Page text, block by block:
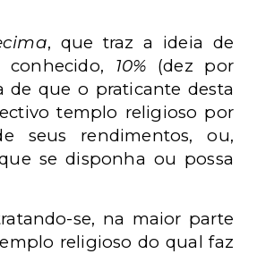
, que traz a ideia de
10% (dez por
de que o praticante desta
templo religioso por
seus rendimentos, ou,
se disponha ou possa
se, na maior parte
religioso do qual faz